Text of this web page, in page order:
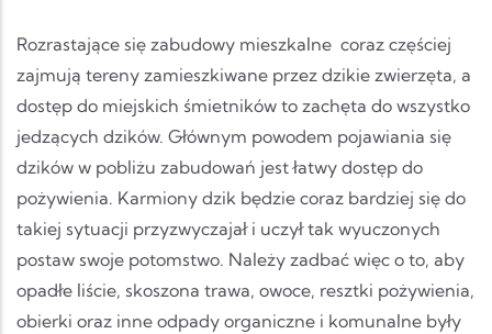
Rozrastające się zabudowy mieszkalne coraz częściej
zajmują tereny zamieszkiwane przez dzikie zwierzęta, a
dostęp do miejskich śmietników to zachęta do wszystko
jedzących dzików. Głównym powodem pojawiania się
dzików w pobliżu zabudowań jest łatwy dostęp do
pożywienia. Karmiony dzik będzie coraz bardziej się do
takiej sytuacji przyzwyczajał i uczył tak wyuczonych
postaw swoje potomstwo. Należy zadbać więc o to, aby
opadłe liście, skoszona trawa, owoce, resztki pożywienia,
obierki oraz inne odpady organiczne i komunalne były